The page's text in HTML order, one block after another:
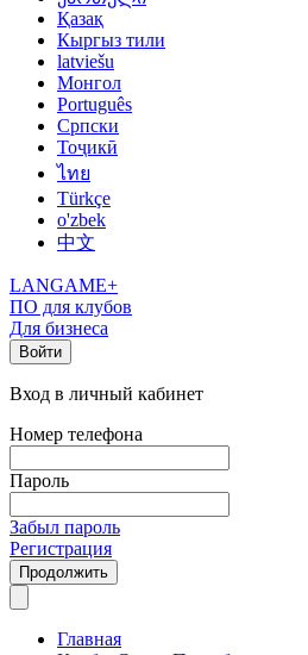
Қазақ
Кыргыз тили
latviešu
Монгол
Português
Српски
Тоҷикӣ
ไทย
Türkçe
o'zbek
中文
LANGAME+
ПО для клубов
Для бизнеса
Войти
Вход в личный кабинет
Номер телефона
Пароль
Забыл пароль
Регистрация
Продолжить
Главная